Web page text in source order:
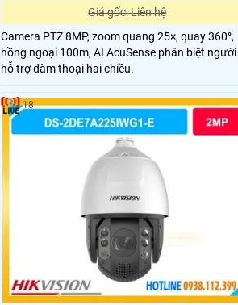
Giá gốc: Liên hệ
Camera PTZ 8MP, zoom quang 25×, quay 360°,
hồng ngoại 100m, AI AcuSense phân biệt người
hỗ trợ đàm thoại hai chiều.
18